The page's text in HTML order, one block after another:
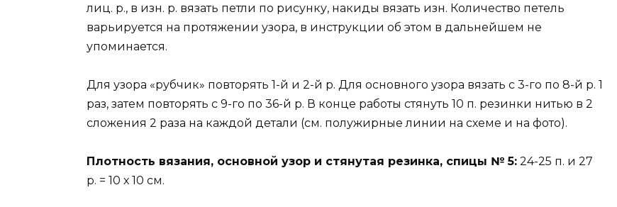
лиц. р., в изн. р. вязать петли по рисунку, накиды вязать изн. Количество петель
варьируется на протяжении узора, в инструкции об этом в дальнейшем не
упоминается.
Для узора «рубчик» повторять 1-й и 2-й р. Для основного узора вязать с 3-го по 8-й р. 1
раз, затем повторять с 9-го по 36-й р. В конце работы стянуть 10 п. резинки нитью в 2
сложения 2 раза на каждой детали (см. полужирные линии на схеме и на фото).
Плотность вязания, основной узор и стянутая резинка, спицы № 5: 24-25 п. и 27
р. = 10 х 10 см.